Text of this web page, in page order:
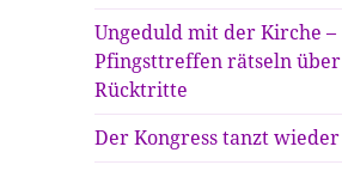
Ungeduld mit der Kirche –
Pfingsttreffen rätseln über
Rücktritte
Der Kongress tanzt wieder